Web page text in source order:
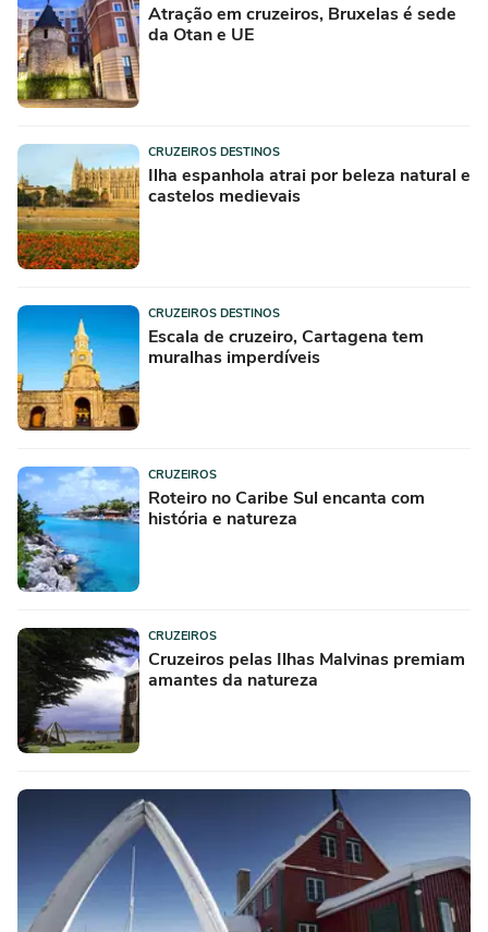
Atração em cruzeiros, Bruxelas é sede
da Otan e UE
CRUZEIROS DESTINOS
Ilha espanhola atrai por beleza natural e
castelos medievais
CRUZEIROS DESTINOS
Escala de cruzeiro, Cartagena tem
muralhas imperdíveis
CRUZEIROS
Roteiro no Caribe Sul encanta com
história e natureza
CRUZEIROS
Cruzeiros pelas Ilhas Malvinas premiam
amantes da natureza